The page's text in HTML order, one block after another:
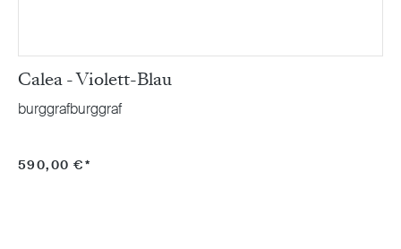
Calea - Violett-Blau
burggrafburggraf
590,00 €*